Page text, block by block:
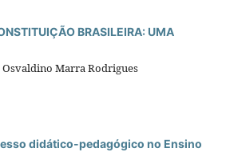
BRASILEIRA: UMA
Marra Rodrigues
didático-pedagógico no Ensino